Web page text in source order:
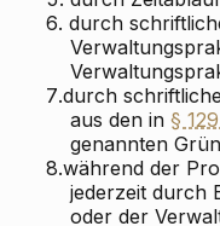
6. durch
7.durch
aus den in §
genannten
8.während der
jederzeit durch
oder der